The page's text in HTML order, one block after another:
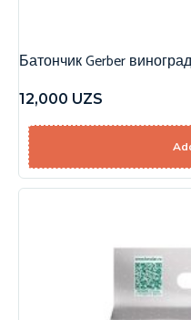
Батончик Gerber
12,000 UZS